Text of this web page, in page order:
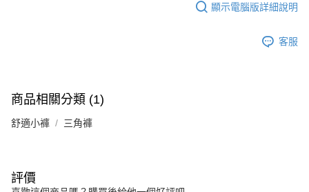
顯示電腦版詳細說明
客服
商品相關分類 (1)
舒適小褲 三角褲
評價